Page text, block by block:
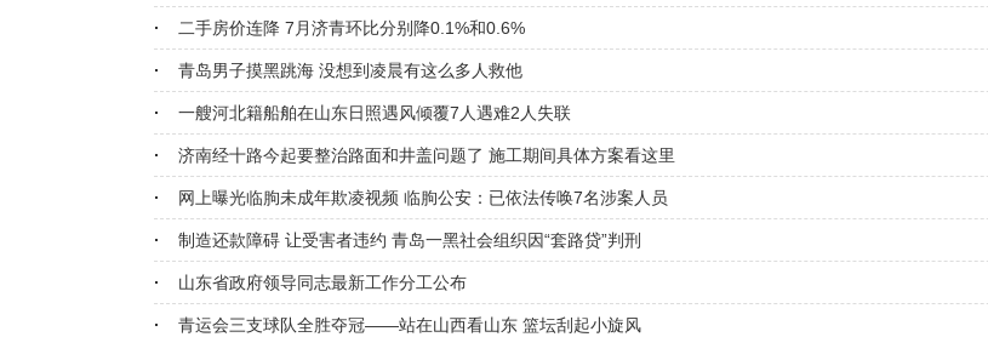
二手房价连降 7月济青环比分别降0.1%和0.6%
青岛男子摸黑跳海 没想到凌晨有这么多人救他
一艘河北籍船舶在山东日照遇风倾覆7人遇难2人失联
济南经十路今起要整治路面和井盖问题了 施工期间具体方案看这里
网上曝光临朐未成年欺凌视频 临朐公安：已依法传唤7名涉案人员
制造还款障碍 让受害者违约 青岛一黑社会组织因“套路贷”判刑
山东省政府领导同志最新工作分工公布
青运会三支球队全胜夺冠——站在山西看山东 篮坛刮起小旋风